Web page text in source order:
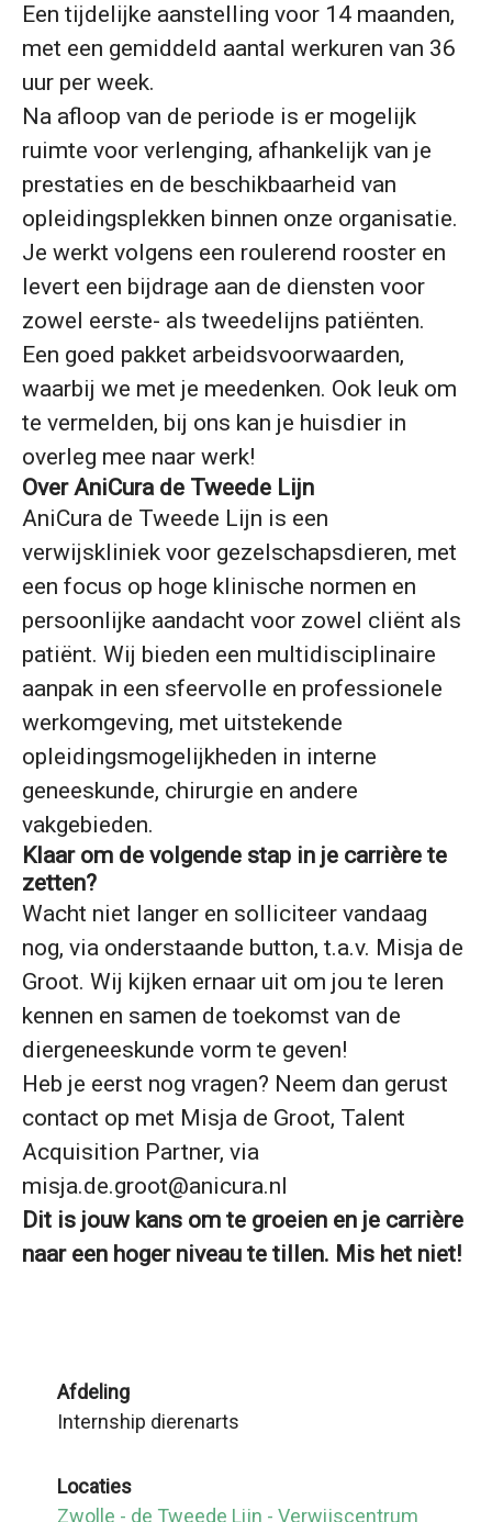
Een tijdelijke aanstelling voor 14 maanden,
met een gemiddeld aantal werkuren van 36
uur per week.
Na afloop van de periode is er mogelijk
ruimte voor verlenging, afhankelijk van je
prestaties en de beschikbaarheid van
opleidingsplekken binnen onze organisatie.
Je werkt volgens een roulerend rooster en
levert een bijdrage aan de diensten voor
zowel eerste- als tweedelijns patiënten.
Een goed pakket arbeidsvoorwaarden,
waarbij we met je meedenken. Ook leuk om
te vermelden, bij ons kan je huisdier in
overleg mee naar werk!
Over AniCura de Tweede Lijn
AniCura de Tweede Lijn is een
verwijskliniek voor gezelschapsdieren, met
een focus op hoge klinische normen en
persoonlijke aandacht voor zowel cliënt als
patiënt. Wij bieden een multidisciplinaire
aanpak in een sfeervolle en professionele
werkomgeving, met uitstekende
opleidingsmogelijkheden in interne
geneeskunde, chirurgie en andere
vakgebieden.
Klaar om de volgende stap in je carrière te
zetten?
Wacht niet langer en solliciteer vandaag
nog, via onderstaande button, t.a.v. Misja de
Groot. Wij kijken ernaar uit om jou te leren
kennen en samen de toekomst van de
diergeneeskunde vorm te geven!
Heb je eerst nog vragen? Neem dan gerust
contact op met Misja de Groot, Talent
Acquisition Partner, via
misja.de.groot@anicura.nl
Dit is jouw kans om te groeien en je carrière
naar een hoger niveau te tillen. Mis het niet!
Afdeling
Internship dierenarts
Locaties
Zwolle - de Tweede Lijn - Verwijscentrum